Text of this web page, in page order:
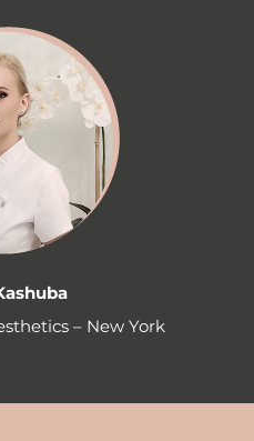
– New York